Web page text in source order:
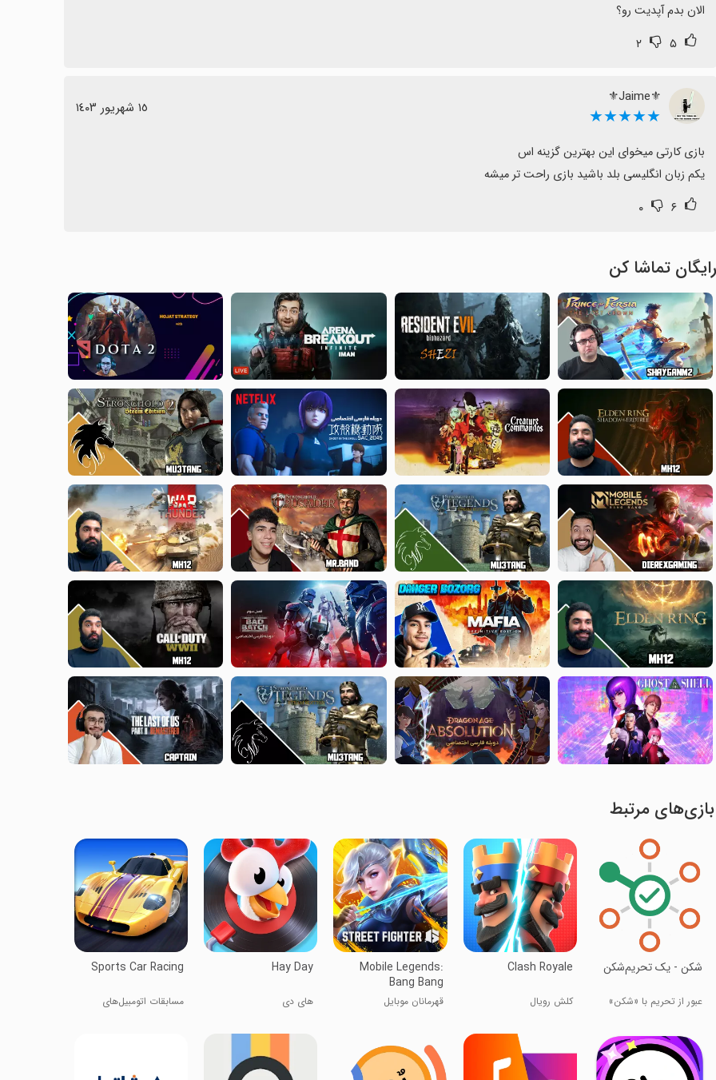
الان بدم آپدیت رو؟
۵ ۲
⚜️Jaime⚜️
★★★★★ ١٥ شهریور ١٤٠٣
یکم زبان انگلیسی بلد باشید بازی راحت تر میشه
۶ ۰
رایگان تماشا کن
بازی‌های مرتبط
شکن - یک تحریم‌شکن
عبور از تحریم با «شکن»
Clash Royale
کلش رویال
Mobile Legends:
Bang Bang
قهرمانان موبایل
Hay Day
های دی
Sports Car Racing
مسابقات اتومبیل‌های